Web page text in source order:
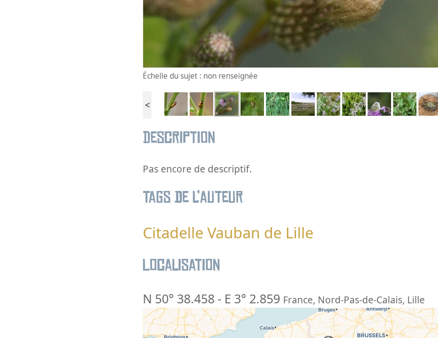
Échelle du sujet : non renseignée
<
Description
Pas encore de descriptif.
Tags de l’auteur
Citadelle Vauban de Lille
Localisation
N 50° 38.458 - E 3° 2.859 France, Nord-Pas-de-Calais, Lille